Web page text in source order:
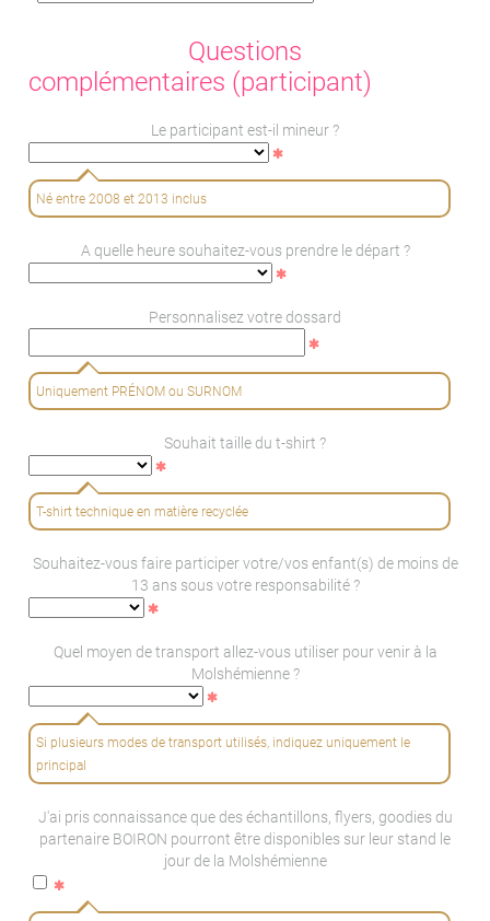
Questions
complémentaires (participant)
Le participant est-il mineur ?
Né entre 20O8 et 2013 inclus
A quelle heure souhaitez-vous prendre le départ ?
Personnalisez votre dossard
Uniquement PRÉNOM ou SURNOM
Souhait taille du t-shirt ?
T-shirt technique en matière recyclée
Souhaitez-vous faire participer votre/vos enfant(s) de moins de
13 ans sous votre responsabilité ?
Quel moyen de transport allez-vous utiliser pour venir à la
Molshémienne ?
Si plusieurs modes de transport utilisés, indiquez uniquement le
principal
J'ai pris connaissance que des échantillons, flyers, goodies du
partenaire BOIRON pourront être disponibles sur leur stand le
jour de la Molshémienne